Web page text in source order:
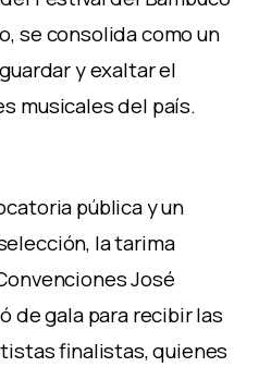
se consolida como un
y exaltar el
musicales del país.
pública y un
la tarima
José
de gala para recibir las
finalistas, quienes